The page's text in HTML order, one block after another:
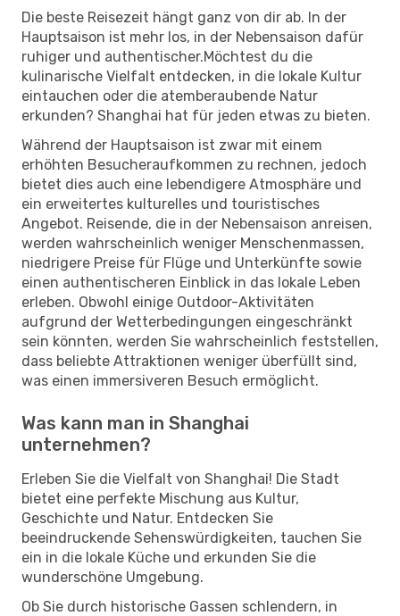
Die beste Reisezeit hängt ganz von dir ab. In der
Hauptsaison ist mehr los, in der Nebensaison dafür
ruhiger und authentischer.Möchtest du die
kulinarische Vielfalt entdecken, in die lokale Kultur
eintauchen oder die atemberaubende Natur
erkunden? Shanghai hat für jeden etwas zu bieten.
Während der Hauptsaison ist zwar mit einem
erhöhten Besucheraufkommen zu rechnen, jedoch
bietet dies auch eine lebendigere Atmosphäre und
ein erweitertes kulturelles und touristisches
Angebot. Reisende, die in der Nebensaison anreisen,
werden wahrscheinlich weniger Menschenmassen,
niedrigere Preise für Flüge und Unterkünfte sowie
einen authentischeren Einblick in das lokale Leben
erleben. Obwohl einige Outdoor-Aktivitäten
aufgrund der Wetterbedingungen eingeschränkt
sein könnten, werden Sie wahrscheinlich feststellen,
dass beliebte Attraktionen weniger überfüllt sind,
was einen immersiveren Besuch ermöglicht.
Was kann man in Shanghai
unternehmen?
Erleben Sie die Vielfalt von Shanghai! Die Stadt
bietet eine perfekte Mischung aus Kultur,
Geschichte und Natur. Entdecken Sie
beeindruckende Sehenswürdigkeiten, tauchen Sie
ein in die lokale Küche und erkunden Sie die
wunderschöne Umgebung.
Ob Sie durch historische Gassen schlendern, in